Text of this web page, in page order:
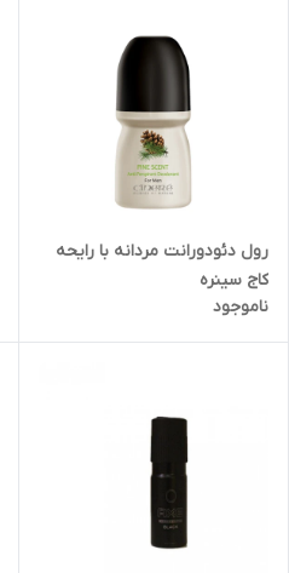
رول دئودورانت مردانه با رایحه
کاج سینره
ناموجود